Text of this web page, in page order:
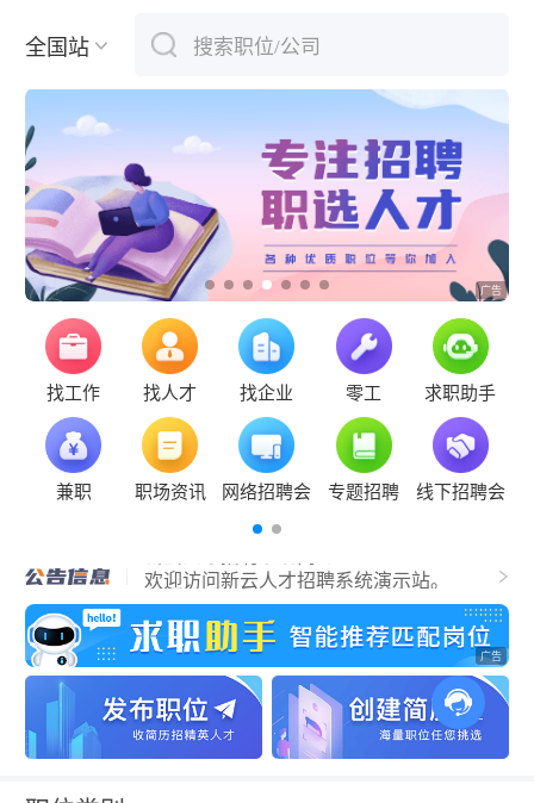
全国站 搜索职位/公司
下拉刷新
找工作 找人才 找企业 零工 求职助手
兼职 职场资讯 网络招聘会 专题招聘 线下招聘会
新云招聘系统新云招聘系统新云招聘系统
欢迎访问新云人才招聘系统演示站。
柳州市2020年12月人才奖励补贴名单公示